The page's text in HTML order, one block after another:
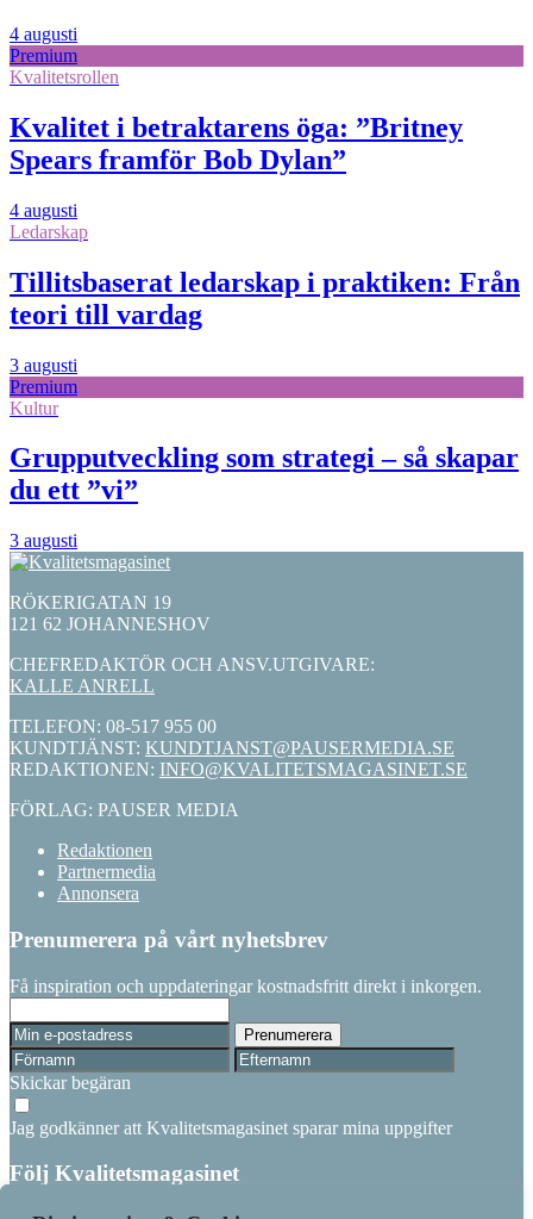
4 augusti
Premium
Kvalitetsrollen
Kvalitet i betraktarens öga: ”Britney
Spears framför Bob Dylan”
4 augusti
Ledarskap
Tillitsbaserat ledarskap i praktiken: Från
teori till vardag
3 augusti
Premium
Kultur
Grupputveckling som strategi – så skapar
du ett ”vi”
3 augusti
RÖKERIGATAN 19
121 62 JOHANNESHOV
CHEFREDAKTÖR OCH ANSV.UTGIVARE:
KALLE ANRELL
TELEFON: 08-517 955 00
KUNDTJÄNST: KUNDTJANST@PAUSERMEDIA.SE
REDAKTIONEN: INFO@KVALITETSMAGASINET.SE
FÖRLAG: PAUSER MEDIA
Redaktionen
Partnermedia
Annonsera
Prenumerera på vårt nyhetsbrev
Få inspiration och uppdateringar kostnadsfritt direkt i inkorgen.
Skickar begäran
Jag godkänner att Kvalitetsmagasinet sparar mina uppgifter
Följ Kvalitetsmagasinet